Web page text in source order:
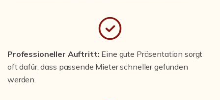
Professioneller Auftritt: Eine gute Präsentation sorgt
oft dafür, dass passende Mieter schneller gefunden
werden.